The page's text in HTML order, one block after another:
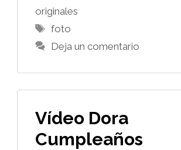
originales
Etiquetas
foto
Deja un comentario
Vídeo Dora
Cumpleaños